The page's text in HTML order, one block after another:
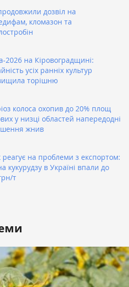
дозвіл на
кломазон та
2026 на Кіровоградщині:
усіх ранніх культур
торішню
колоса охопив до 20% площ
у низці областей напередодні
жнив
реагує на проблеми з експортом:
кукурудзу в Україні впали до
т